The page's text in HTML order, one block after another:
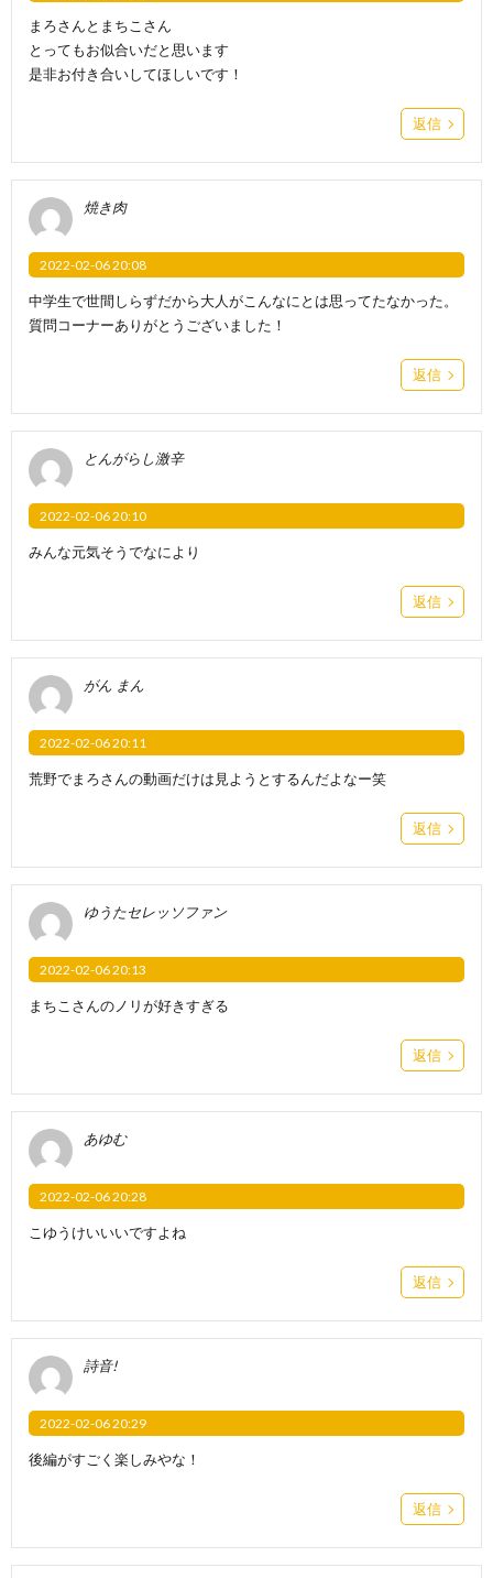
まろさんとまちこさん
とってもお似合いだと思います
是非お付き合いしてほしいです！
返信
焼き肉
2022-02-06 20:08
中学生で世間しらずだから大人がこんなにとは思ってたなかった。
質問コーナーありがとうございました！
返信
とんがらし激辛
2022-02-06 20:10
みんな元気そうでなにより
返信
がん まん
2022-02-06 20:11
荒野でまろさんの動画だけは見ようとするんだよなー笑
返信
ゆうたセレッソファン
2022-02-06 20:13
まちこさんのノリが好きすぎる
返信
あゆむ
2022-02-06 20:28
こゆうけいいいですよね
返信
詩音!
2022-02-06 20:29
後編がすごく楽しみやな！
返信